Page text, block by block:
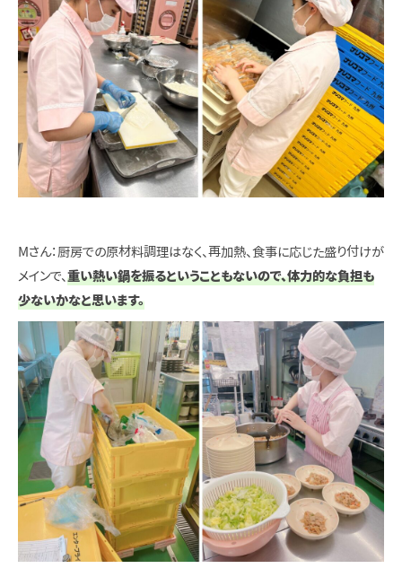
Mさん：厨房での原材料調理はなく、再加熱、食事に応じた盛り付けが
メインで、 重い熱い鍋を振るということもないので、体力的な負担も
少ないかなと思います。